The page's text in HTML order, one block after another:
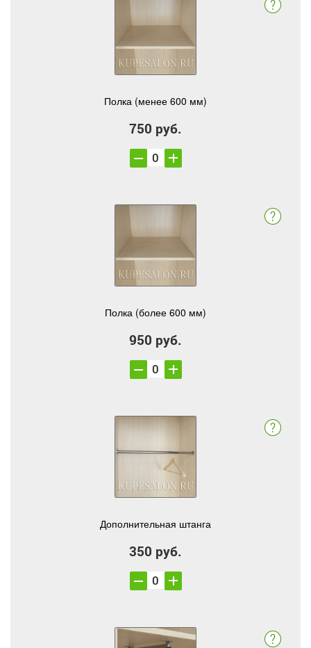
Полка (менее 600 мм)
750 руб.
Полка (более 600 мм)
950 руб.
Дополнительная штанга
350 руб.